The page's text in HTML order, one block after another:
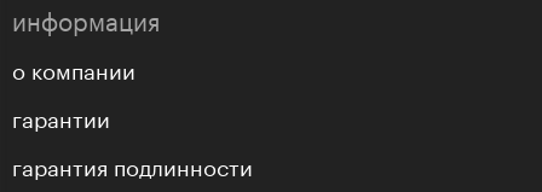
информация
о компании
гарантии
гарантия подлинности